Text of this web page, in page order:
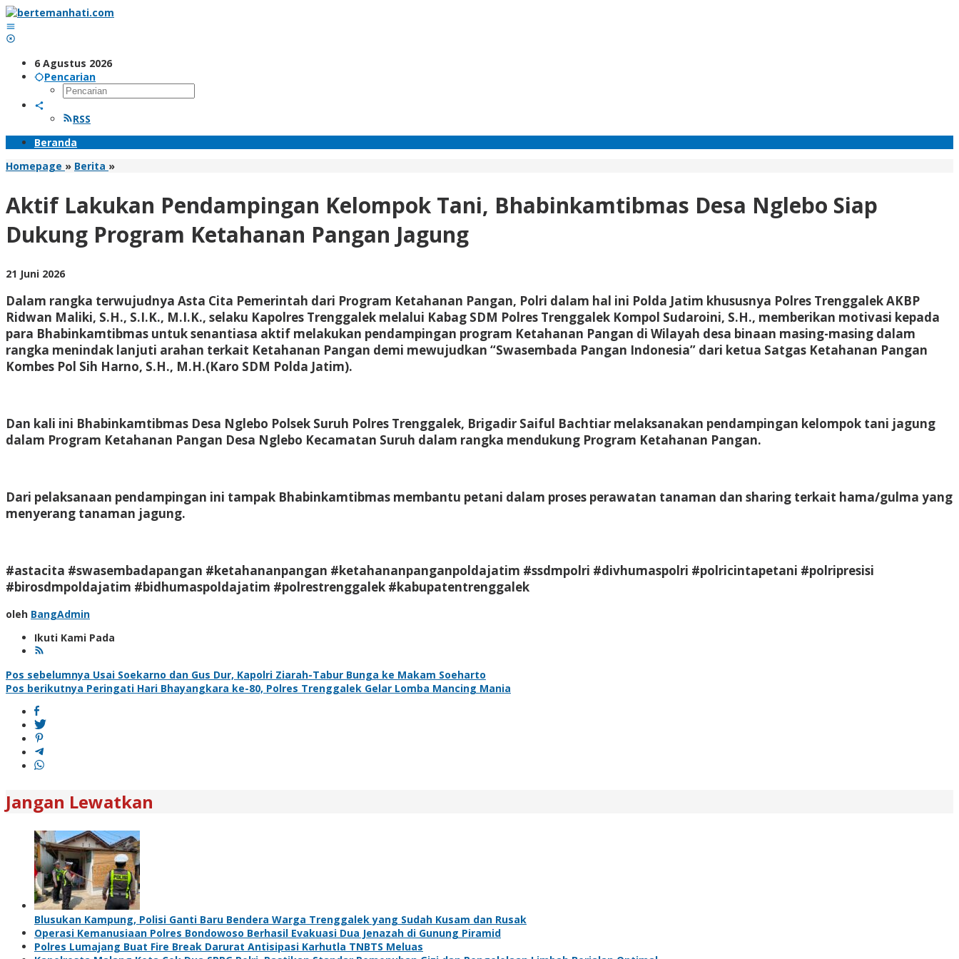
Lewati
ke
konten
6 Agustus 2026
Pencarian
RSS
Beranda
Homepage » Berita »Aktif
Kelompok
Bhabinkamtibmas
Desa
Program
Ketahanan
Pangan
Jagung
Aktif Lakukan Pendampingan Kelompok Tani, Bhabinkamtibmas Desa Nglebo Siap
Dukung Program Ketahanan Pangan Jagung
21 Juni 2026oleh
Dalam rangka terwujudnya Asta Cita Pemerintah dari Program Ketahanan Pangan, Polri dalam hal ini Polda Jatim khususnya Polres Trenggalek AKBP
Ridwan Maliki, S.H., S.I.K., M.I.K., selaku Kapolres Trenggalek melalui Kabag SDM Polres Trenggalek Kompol Sudaroini, S.H., memberikan motivasi kepada
para Bhabinkamtibmas untuk senantiasa aktif melakukan pendampingan program Ketahanan Pangan di Wilayah desa binaan masing-masing dalam
rangka menindak lanjuti arahan terkait Ketahanan Pangan demi mewujudkan “Swasembada Pangan Indonesia” dari ketua Satgas Ketahanan Pangan
Kombes Pol Sih Harno, S.H., M.H.(Karo SDM Polda Jatim).
Dan kali ini Bhabinkamtibmas Desa Nglebo Polsek Suruh Polres Trenggalek, Brigadir Saiful Bachtiar melaksanakan pendampingan kelompok tani jagung
dalam Program Ketahanan Pangan Desa Nglebo Kecamatan Suruh dalam rangka mendukung Program Ketahanan Pangan.
Dari pelaksanaan pendampingan ini tampak Bhabinkamtibmas membantu petani dalam proses perawatan tanaman dan sharing terkait hama/gulma yang
menyerang tanaman jagung.
#astacita #swasembadapangan #ketahananpangan #ketahananpanganpoldajatim #ssdmpolri #divhumaspolri #polricintapetani #polripresisi
#birosdmpoldajatim #bidhumaspoldajatim #polrestrenggalek #kabupatentrenggalek
oleh BangAdmin
Ikuti Kami Pada
Navigasi
pos
Pos sebelumnya Usai Soekarno dan Gus Dur, Kapolri Ziarah-Tabur Bunga ke Makam Soeharto
Pos berikutnya Peringati Hari Bhayangkara ke-80, Polres Trenggalek Gelar Lomba Mancing Mania
Jangan Lewatkan
Blusukan Kampung, Polisi Ganti Baru Bendera Warga Trenggalek yang Sudah Kusam dan Rusak
Operasi Kemanusiaan Polres Bondowoso Berhasil Evakuasi Dua Jenazah di Gunung Piramid
Polres Lumajang Buat Fire Break Darurat Antisipasi Karhutla TNBTS Meluas